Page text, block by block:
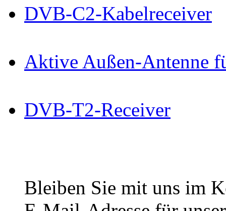
DVB-C2-Kabelreceiver
Aktive Außen-Antenne
DVB-T2-Receiver
Bleiben Sie mit uns im